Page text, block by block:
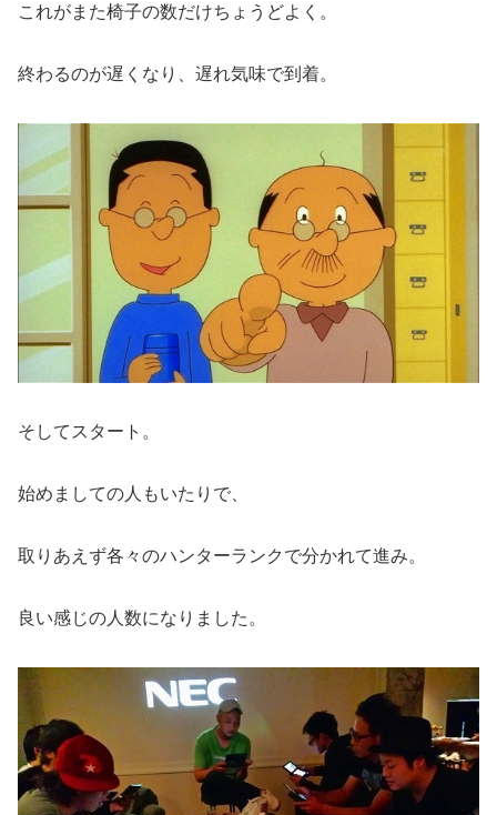
これがまた椅子の数だけちょうどよく。
終わるのが遅くなり、遅れ気味で到着。
そしてスタート。
始めましての人もいたりで、
取りあえず各々のハンターランクで分かれて進み。
良い感じの人数になりました。